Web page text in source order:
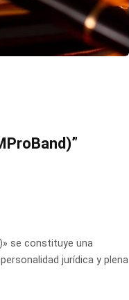
”
se constituye una
jurídica y plena